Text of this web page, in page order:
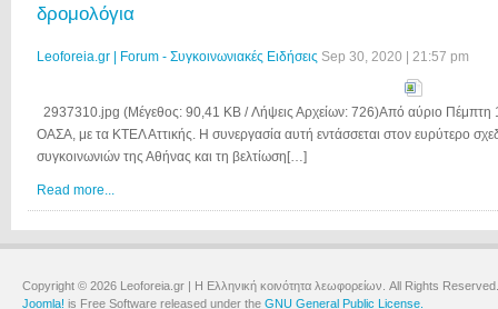
δρομολόγια
Leoforeia.gr | Forum - Συγκοινωνιακές Ειδήσεις Sep 30, 2020 | 21:57 pm
2937310.jpg (Μέγεθος: 90,41 KB / Λήψεις Αρχείων: 726)Από αύριο Πέμπτη
ΟΑΣΑ, με τα ΚΤΕΛ Αττικής. Η συνεργασία αυτή εντάσσεται στον ευρύτερο
συγκοινωνιών της Αθήνας και τη βελτίωση[…]
Read more...
Copyright © 2026 Leoforeia.gr | Η Ελληνική κοινότητα λεωφορείων. All Rights Reserved.
Joomla! is Free Software released under the GNU General Public License.